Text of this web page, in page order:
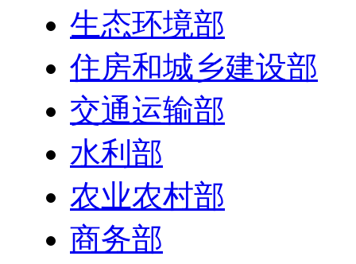
生态环境部
住房和城乡建设部
交通运输部
水利部
农业农村部
商务部